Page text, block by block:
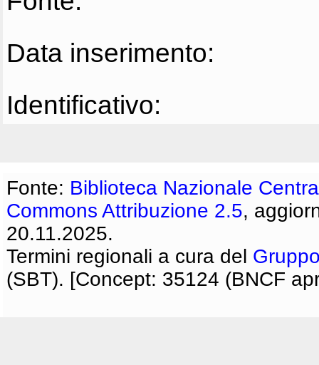
Data inserimento:
Identificativo:
Fonte: Biblioteca Nazionale
Commons Attribuzione 2.5,
20.11.2025.
Termini regionali a cura del
(SBT). [Concept: 35124 (BNCF